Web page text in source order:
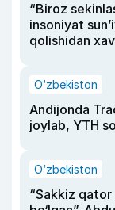
“Biroz
insoniyat
qolishidan
O‘zbekiston
Andijonda
joylab, YTH
O‘zbekiston
“Sakkiz